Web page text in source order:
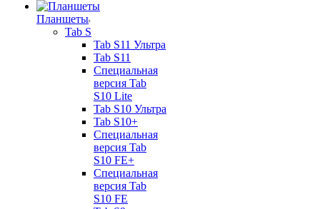
Планшеты
Tab S
Tab S11 Ультра
Tab S11
Специальная
версия Tab
S10 Lite
Tab S10 Ультра
Tab S10+
Специальная
версия Tab
S10 FE+
Специальная
версия Tab
S10 FE